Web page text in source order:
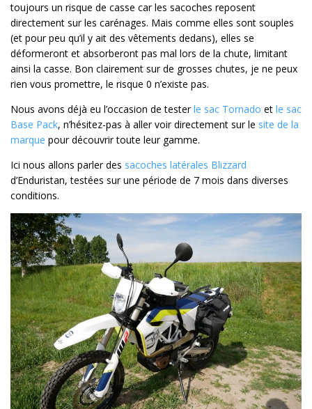
toujours un risque de casse car les sacoches reposent
directement sur les carénages. Mais comme elles sont souples
(et pour peu qu’il y ait des vêtements dedans), elles se
déformeront et absorberont pas mal lors de la chute, limitant
ainsi la casse. Bon clairement sur de grosses chutes, je ne peux
rien vous promettre, le risque 0 n’existe pas.
Nous avons déjà eu l’occasion de testerle sac Tornado et le sac
Base Pack, n’hésitez-pas à aller voir directement sur le site de la
marque pour découvrir toute leur gamme.
Ici nous allons parler des sacoches latérales Blizzard
d’Enduristan, testées sur une période de 7 mois dans diverses
conditions.